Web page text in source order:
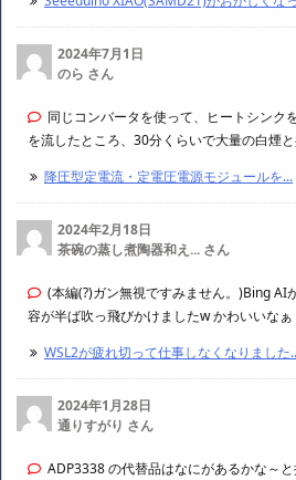
2024年7月1日
のら さん
同じコンバータを使って、ヒートシンク
を流したところ、30分くらいで大量の白煙
降圧型定電流・定電圧電源モジュールを...
2024年2月18日
茶碗の蒸し煮陶器和え... さん
(本編(?)ガン無視ですみません。)Bing AI
容が半ば吹っ飛びかけましたw かわいいなぁ
WSL2が疲れ切って仕事しなくなりました
2024年1月28日
通りすがり さん
ADP3338 の代替品はなにがあるかな～